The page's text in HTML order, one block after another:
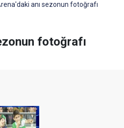
anı sezonun fotoğrafı
fotoğrafı